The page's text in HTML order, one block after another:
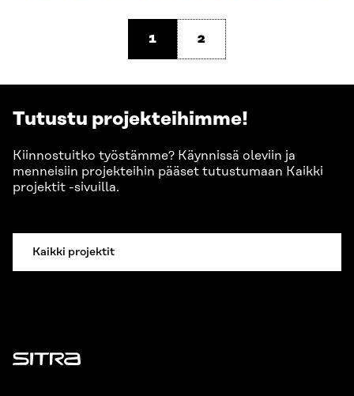
1 2
Tutustu projekteihimme!
Kiinnostuitko työstämme? Käynnissä oleviin ja
menneisiin projekteihin pääset tutustumaan Kaikki
projektit -sivuilla.
Kaikki projektit
Sitra